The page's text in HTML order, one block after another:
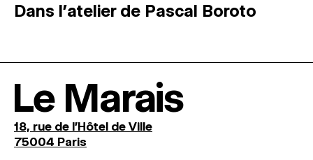
Dans l’atelier de Pascal Boroto
Le Marais
18, rue de l'Hôtel de Ville
75004 Paris